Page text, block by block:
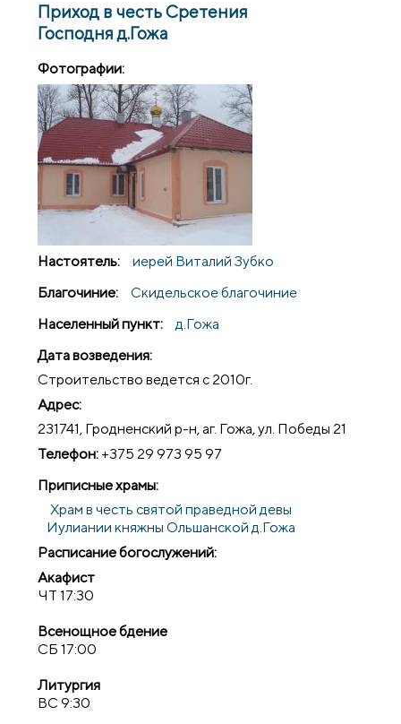
Приход в честь Сретения
Господня д.Гожа
Фотографии:
Настоятель:
иерей Виталий Зубко
Благочиние:
Скидельское благочиние
Населенный пункт:
д.Гожа
Дата возведения:
Строительство ведется с 2010г.
Адрес:
231741, Гродненский р-н, аг. Гожа, ул. Победы 21
Телефон: +375 29 973 95 97
Приписные храмы:
Храм в честь святой праведной девы
Иулиании княжны Ольшанской д.Гожа
Расписание богослужений:
Акафист
ЧТ 17:30
Всенощное бдение
СБ 17:00
Литургия
ВС 9:30